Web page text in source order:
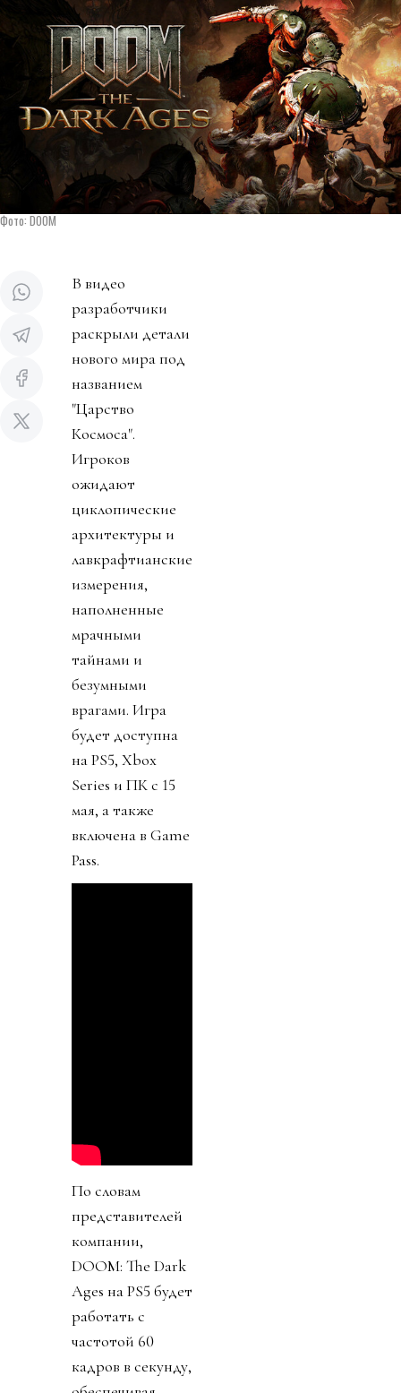
Фото: DOOM
В видео
разработчики
раскрыли детали
нового мира под
названием
"Царство
Космоса".
Игроков
ожидают
циклопические
архитектуры и
лавкрафтианские
измерения,
наполненные
мрачными
тайнами и
безумными
врагами. Игра
будет доступна
на PS5, Xbox
Series и ПК с 15
мая, а также
включена в Game
Pass.
По словам
представителей
компании,
DOOM: The Dark
Ages на PS5 будет
работать с
частотой 60
кадров в секунду,